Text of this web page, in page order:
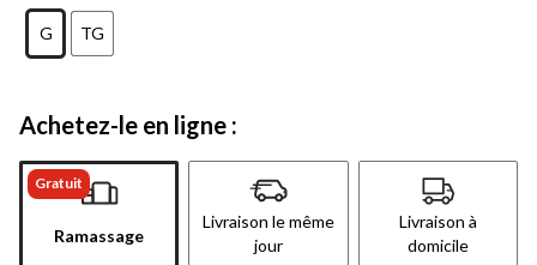
G TG
Achetez-le en ligne :
Gratuit
Ramassage
Livraison le même
jour
Livraison à
domicile